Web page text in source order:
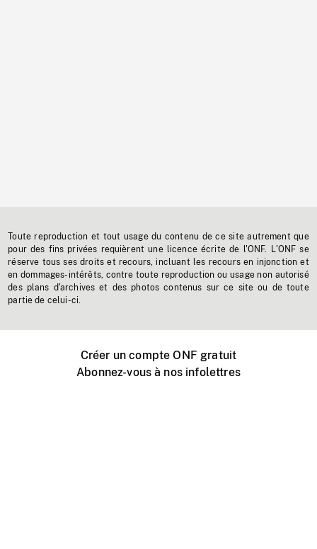
Toute reproduction et tout usage du contenu de ce site autrement que
pour des fins privées requièrent une licence écrite de l'ONF. L'ONF se
réserve tous ses droits et recours, incluant les recours en injonction et
en dommages-intérêts, contre toute reproduction ou usage non autorisé
des plans d'archives et des photos contenus sur ce site ou de toute
partie de celui-ci.
Créer un compte ONF gratuit
Abonnez-vous à nos infolettres